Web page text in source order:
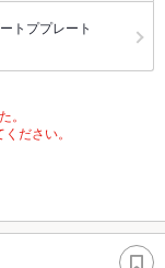
トププレート
。
ださい。